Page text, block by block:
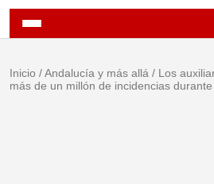
Inicio /Andalucía y más allá / Los
más de un millón de incidencias